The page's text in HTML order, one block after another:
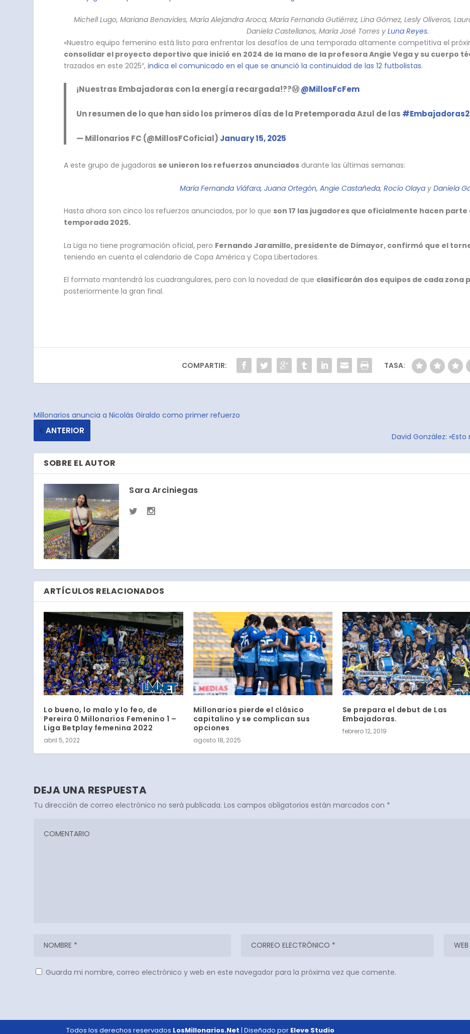
Michell Lugo, Mariana Benavides, María Alejandra Aroca, María Fernanda Gutiérrez, Lina Gómez, Lesly Oliveros,
Daniela Castellanos, María José Torres y Luna Reyes.
«Nuestro equipo femenino está listo para enfrentar los desafíos de una temporada altamente competitiva el
consolidar el proyecto deportivo que inició en 2024 de la mano de la profesora Angie Vega y su cuerpo
trazados en este 2025″,indica el comunicado en el que se anunció la continuidad de las 12 futbolistas.
¡Nuestras Embajadoras con la energía recargada!??Ⓜ@MillosFcFem
Un resumen de lo que han sido los primeros días de la Pretemporada Azul de las
— Millonarios FC (@MillosFCoficial) January 15, 2025
A este grupo de jugadoras se unieron los refuerzos anunciados durante las últimas semanas:
María Fernanda Viáfara, Juana Ortegón, Angie Castañeda, Rocío Olayay Daniela
Hasta ahora son cinco los refuerzos anunciados, por lo que son 17 las jugadores que oficialmente hacen
temporada 2025.
La Liga no tiene programación oficial, pero Fernando Jaramillo, presidente de Dimayor, confirmó que el
teniendo en cuenta el calendario de Copa América y Copa Libertadores.
El formato mantendrá los cuadrangulares, pero con la novedad de que clasificarán dos equipos de cada zona
posteriormente la gran final.
COMPARTIR: TASA:
Millonarios anuncia a Nicolás Giraldo como primer refuerzo
ANTERIOR
David González:
SOBRE EL AUTOR
Sara Arciniegas
ARTÍCULOS RELACIONADOS
Lo bueno, lo malo y lo feo, de
Pereira 0 Millonarios Femenino 1 –
Liga Betplay femenina 2022
abril 5, 2022
Millonarios pierde el clásico
capitalino y se complican sus
opciones
agosto 18, 2025
Se prepara el debut de Las
Embajadoras.
febrero 12, 2019
DEJA UNA RESPUESTA
Tu dirección de correo electrónico no será publicada. Los campos obligatorios están marcados con *
Guarda mi nombre, correo electrónico y web en este navegador para la próxima vez que comente.
Todos los derechos reservados LosMillonarios.Net | Diseñado por Eleve Studio